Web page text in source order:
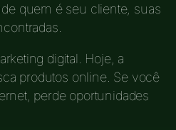
quem é seu cliente, suas
digital. Hoje, a
produtos online. Se você
perde oportunidades